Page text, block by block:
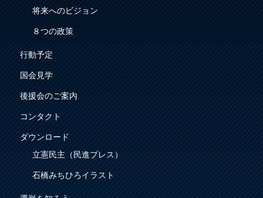
将来へのビジョン
８つの政策
行動予定
国会見学
後援会のご案内
コンタクト
ダウンロード
立憲民主（民進プレス）
石橋みちひろイラスト